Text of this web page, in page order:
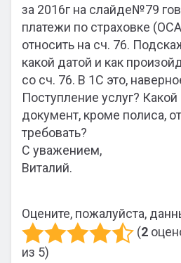
за 2016г на слайде№79
платежи по страховке
относить на сч. 76.
какой датой и как
со сч. 76. В 1С это,
Поступление услуг?
документ, кроме полиса,
требовать?
С уважением,
Виталий.
Оцените, пожалуйста,
(2
из 5)